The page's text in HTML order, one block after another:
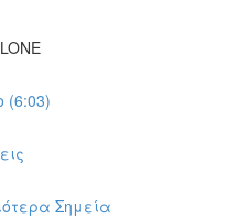
(6:03)
Σημεία